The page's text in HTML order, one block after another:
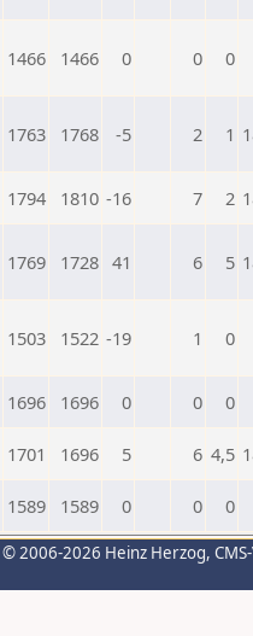
1466 1466 0 0 0
1763 1768 -5 2 1
1794 1810 -16 7 2
1769 1728 41 6 5
1503 1522 -19 1 0
1696 1696 0 0 0
1701 1696 5 6 4,5
1589 1589 0 0 0
© 2006-2026 Heinz Herzog,